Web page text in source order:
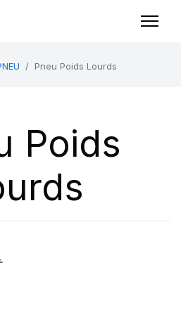
Pneu Poids Lourds
Poids